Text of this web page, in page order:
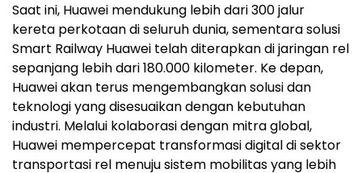
Saat ini, Huawei mendukung lebih dari 300 jalur
kereta perkotaan di seluruh dunia, sementara solusi
Smart Railway Huawei telah diterapkan di jaringan rel
sepanjang lebih dari 180.000 kilometer. Ke depan,
Huawei akan terus mengembangkan solusi dan
teknologi yang disesuaikan dengan kebutuhan
industri. Melalui kolaborasi dengan mitra global,
Huawei mempercepat transformasi digital di sektor
transportasi rel menuju sistem mobilitas yang lebih